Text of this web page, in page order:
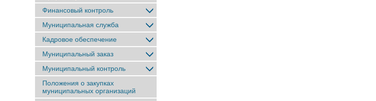
Финансовый контроль
Муниципальная служба
Кадровое обеспечение
Муниципальный заказ
Муниципальный контроль
Положения о закупках
муниципальных организаций